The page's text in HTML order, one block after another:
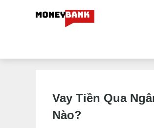
Vay Tiền Qua
Nào?